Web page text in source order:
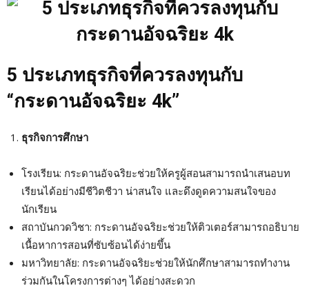
5 ประเภทธุรกิจที่ควรลงทุนกับ
“กระดานอัจฉริยะ 4k”
ธุรกิจการศึกษา
โรงเรียน: กระดานอัจฉริยะช่วยให้ครูผู้สอนสามารถนำเสนอบท
เรียนได้อย่างมีชีวิตชีวา น่าสนใจ และดึงดูดความสนใจของ
นักเรียน
สถาบันกวดวิชา: กระดานอัจฉริยะช่วยให้ติวเตอร์สามารถอธิบาย
เนื้อหาการสอนที่ซับซ้อนได้ง่ายขึ้น
มหาวิทยาลัย: กระดานอัจฉริยะช่วยให้นักศึกษาสามารถทำงาน
ร่วมกันในโครงการต่างๆ ได้อย่างสะดวก